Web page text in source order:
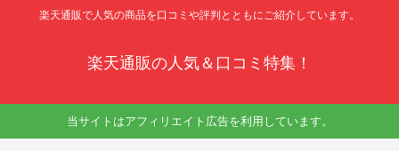
楽天通販で人気の商品を口コミや評判とともにご紹介しています。
楽天通販の人気＆口コミ特集！
当サイトはアフィリエイト広告を利用しています。